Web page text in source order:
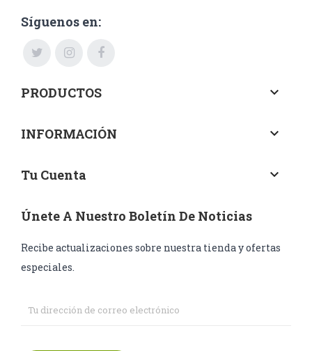
Síguenos en:
PRODUCTOS keyboard_arrow_down
INFORMACIÓN keyboard_arrow_down
Tu Cuenta keyboard_arrow_down
Únete A Nuestro Boletín De Noticias
Recibe actualizaciones sobre nuestra tienda y ofertas
especiales.